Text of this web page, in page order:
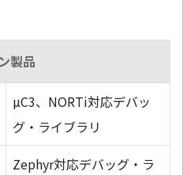
製品
µC3、NORTi対応デバッ
グ・ライブラリ
Zephyr対応デバッグ・ラ